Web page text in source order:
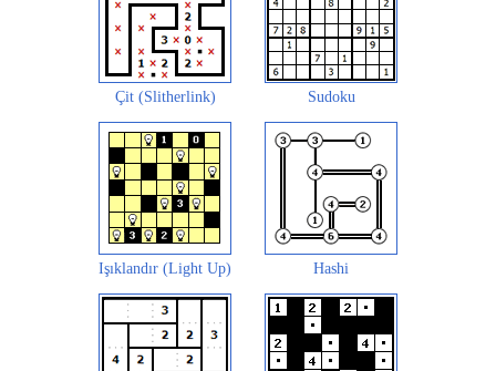
Çit (Slitherlink) Sudoku
Işıklandır (Light Up) Hashi